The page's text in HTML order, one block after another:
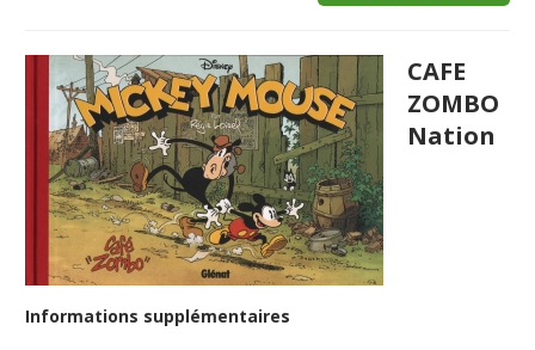
CAFE
ZOMBO
Nation
Informations supplémentaires